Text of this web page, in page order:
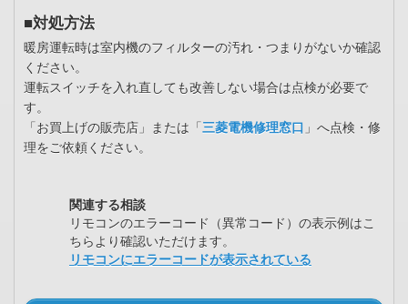
■対処方法
暖房運転時は室内機のフィルターの汚れ・つまりがないか確認
ください。
運転スイッチを入れ直しても改善しない場合は点検が必要で
す。
「お買上げの販売店」または「 三菱電機修理窓口 」へ点検・修
理をご依頼ください。
関連する相談
リモコンのエラーコード（異常コード）の表示例はこ
ちらより確認いただけます。
リモコンにエラーコードが表示されている